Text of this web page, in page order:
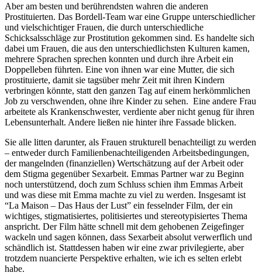
Aber am besten und berührendsten wahren die anderen
Prostituierten. Das Bordell-Team war eine Gruppe unterschiedlicher
und vielschichtiger Frauen, die durch unterschiedliche
Schicksalsschläge zur Prostitution gekommen sind. Es handelte sich
dabei um Frauen, die aus den unterschiedlichsten Kulturen kamen,
mehrere Sprachen sprechen konnten und durch ihre Arbeit ein
Doppelleben führten. Eine von ihnen war eine Mutter, die sich
prostituierte, damit sie tagsüber mehr Zeit mit ihren Kindern
verbringen könnte, statt den ganzen Tag auf einem herkömmlichen
Job zu verschwenden, ohne ihre Kinder zu sehen. Eine andere Frau
arbeitete als Krankenschwester, verdiente aber nicht genug für ihren
Lebensunterhalt. Andere ließen nie hinter ihre Fassade blicken.
Sie alle litten darunter, als Frauen strukturell benachteiligt zu werden
– entweder durch Familienbenachteiligenden Arbeitsbedingungen,
der mangelnden (finanziellen) Wertschätzung auf der Arbeit oder
dem Stigma gegenüber Sexarbeit. Emmas Partner war zu Beginn
noch unterstützend, doch zum Schluss schien ihm Emmas Arbeit
und was diese mit Emma machte zu viel zu werden. Insgesamt ist
“La Maison – Das Haus der Lust” ein fesselnder Film, der ein
wichtiges, stigmatisiertes, politisiertes und stereotypisiertes Thema
anspricht. Der Film hätte schnell mit dem gehobenen Zeigefinger
wackeln und sagen können, dass Sexarbeit absolut verwerflich und
schändlich ist. Stattdessen haben wir eine zwar privilegierte, aber
trotzdem nuancierte Perspektive erhalten, wie ich es selten erlebt
habe.